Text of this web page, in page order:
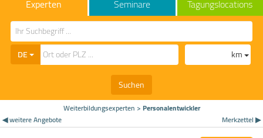
Seminare Tagungslocations
DE
km
Suchen
Weiterbildungsexperten > Personalentwickler
◀ weitere Angebote
Merkzettel ▶